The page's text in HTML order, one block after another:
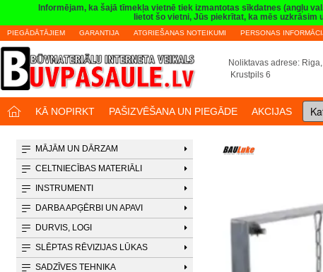
Informējam, ka šajā tīmekļa vietnē tiek izmantotas sīkdatnes (angļu
lietot šo vietni, Jūs piekrītat, ka mēs
PIEGĀDĀTĀJIEM GARANTIJA ATGRIEŠANAS NOTEIKUMI PERSONAS
Noliktavas adrese:
Krustpils 6
KĀ NOPIRKT PAŠIZVĒŠANA UN PIEGĀDE AKCIJAS
MĀJĀM UN DĀRZAM
CELTNIECĪBAS MATERIĀLI
INSTRUMENTI
DARBA APĢĒRBI UN APAVI
DURVIS, LOGI
SLĒPTAS RĒVIZIJAS LŪKAS
SADZĪVES TEHNIKA